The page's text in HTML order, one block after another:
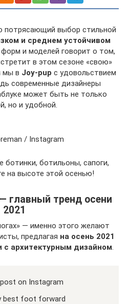
потрясающий выбор стильной
и среднем устойчивом
и моделей говорит о том,
в этом сезоне «свою»
мы в Joy-pup с удовольствием
современные дизайнеры
может быть не только
но и удобной.
/ Instagram
ботинки, ботильоны, сапоги,
на высоте этой осенью!
главный тренд осени
2021
— именно этого желают
предлагая на осень 2021
с архитектурным дизайном.
on Instagram
best foot forward